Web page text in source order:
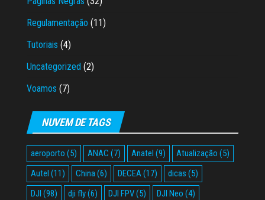
Regulamentação (11)
Tutoriais (4)
Uncategorized (2)
Voamos (7)
NUVEM DE TAGS
aeroporto (5) ANAC (7) Anatel (9) Atualização (5)
Autel (11) China(6) DECEA(17) dicas (5)
DJI (98) dji fly(6) DJI FPV(5) DJI Neo (4)